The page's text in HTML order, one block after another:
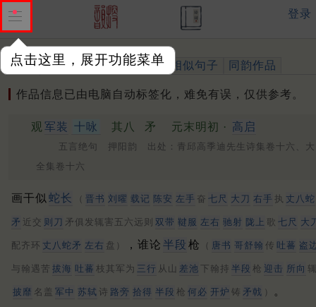
点击这里，展开功能菜单
登录
作品 标注四声 出处、引用 相似句子 同韵作品
作品信息已由电脑自动标签化，难免有误，仅供参考。
观 军装 十咏 其八 矛 元末明初 · 高启
五言绝句 押阳韵 出处：青邱高季迪先生诗集卷十六、大
全集卷十六
画干似 蛇长 （ 晋书 刘曜 载记 陈安 左手 奋 七尺 大刀 右手 执 丈八蛇
矛 近交 则刀 矛俱发辄害五六远则 双带 鞬服 左右 驰射 陇上 歌 七尺 大
配齐环 丈八蛇矛 左右 盘） ，谁论 半段 枪 （ 唐书 哥舒翰 传 吐蕃 盗
与翰遇苦 拔海 吐蕃 枝其军为 三行 从山 差池 下翰持 半段 枪 迎击 所向
披靡 名盖 军中 苏轼 诗 路旁 拾得 半段 枪 何必 开炉 铸 矛戟 ）
。